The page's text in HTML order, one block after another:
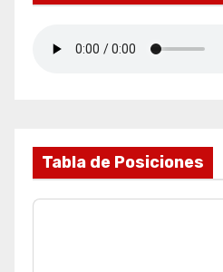
Tabla de Posiciones